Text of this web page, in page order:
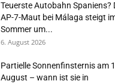
Teuerste Autobahn Spaniens?
AP-7-Maut bei Málaga steigt
Sommer um...
6. August 2026
Partielle Sonnenfinsternis am
August – wann ist sie in